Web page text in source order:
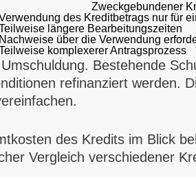
Zweckgebundener
des Kreditbetrags nur für
längere Bearbeitungszeiten
Nachweise über die Verwendung
komplexerer Antragsprozess
Bestehende
refinanziert werden.
des Kredits im Blick
Vergleich verschiedener